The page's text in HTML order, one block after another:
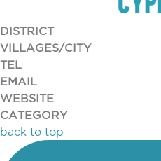
DISTRICT
VILLAGES/CITY
TEL
EMAIL
WEBSITE
CATEGORY
back to top